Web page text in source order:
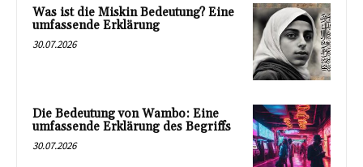
Was ist die Miskin Bedeutung? Eine
umfassende Erklärung
30.07.2026
Die Bedeutung von Wambo: Eine
umfassende Erklärung des Begriffs
30.07.2026